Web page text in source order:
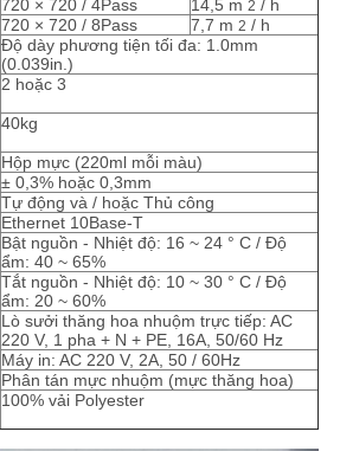
720 × 720 / 4Pass
14,5 m 2 / h
720 × 720 / 8Pass
7,7 m 2 / h
Độ dày phương tiện tối đa: 1.0mm
(0.039in.)
2 hoặc 3
40kg
Hộp mực (220ml mỗi màu)
± 0,3% hoặc 0,3mm
Tự động và / hoặc Thủ công
Ethernet 10Base-T
Bật nguồn - Nhiệt độ: 16 ~ 24 ° C / Độ
ẩm: 40 ~ 65%
Tắt nguồn - Nhiệt độ: 10 ~ 30 ° C / Độ
ẩm: 20 ~ 60%
Lò sưởi thăng hoa nhuộm trực tiếp: AC
220 V, 1 pha + N + PE, 16A, 50/60 Hz
Máy in: AC 220 V, 2A, 50 / 60Hz
Phân tán mực nhuộm (mực thăng hoa)
100% vải Polyester